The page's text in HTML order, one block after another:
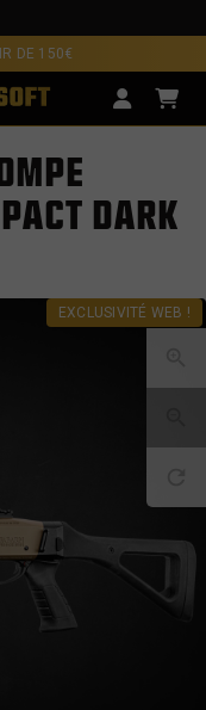
DE 150€
DARK
EXCLUSIVITÉ WEB !